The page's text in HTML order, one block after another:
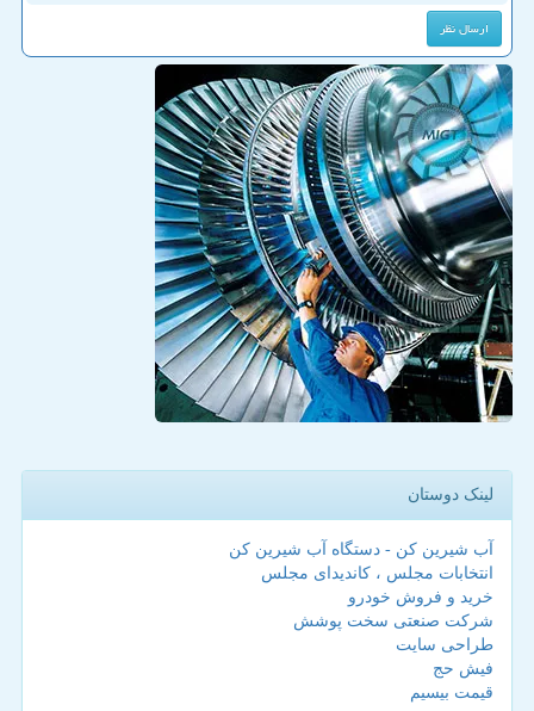
لینک دوستان
آب شیرین کن - دستگاه آب شیرین کن
انتخابات مجلس ، کاندیدای مجلس
خرید و فروش خودرو
شرکت صنعتی سخت پوشش
طراحی سایت
فیش حج
قیمت بیسیم